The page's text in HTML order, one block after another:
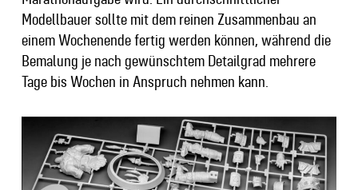
Modellbauer sollte mit dem reinen Zusammenbau an
einem Wochenende fertig werden können, während die
Bemalung je nach gewünschtem Detailgrad mehrere
Tage bis Wochen in Anspruch nehmen kann.